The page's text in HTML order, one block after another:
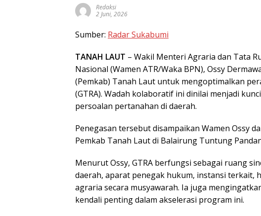
Redaksi
2 Juni, 2026
Sumber: Radar Sukabumi
TANAH LAUT – Wakil Menteri Agraria dan Tata
Nasional (Wamen ATR/Waka BPN), Ossy
(Pemkab) Tanah Laut untuk mengoptimalkan
(GTRA). Wadah kolaboratif ini dinilai menjadi
persoalan pertanahan di daerah.
Penegasan tersebut disampaikan Wamen Ossy
Pemkab Tanah Laut di Balairung Tuntung
Menurut Ossy, GTRA berfungsi sebagai ruang
daerah, aparat penegak hukum, instansi terkait,
agraria secara musyawarah. Ia juga
kendali penting dalam akselerasi program ini.